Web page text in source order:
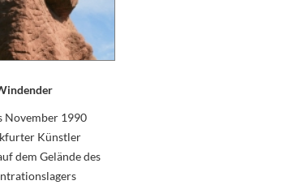
November 1990
Künstler
dem Gelände des